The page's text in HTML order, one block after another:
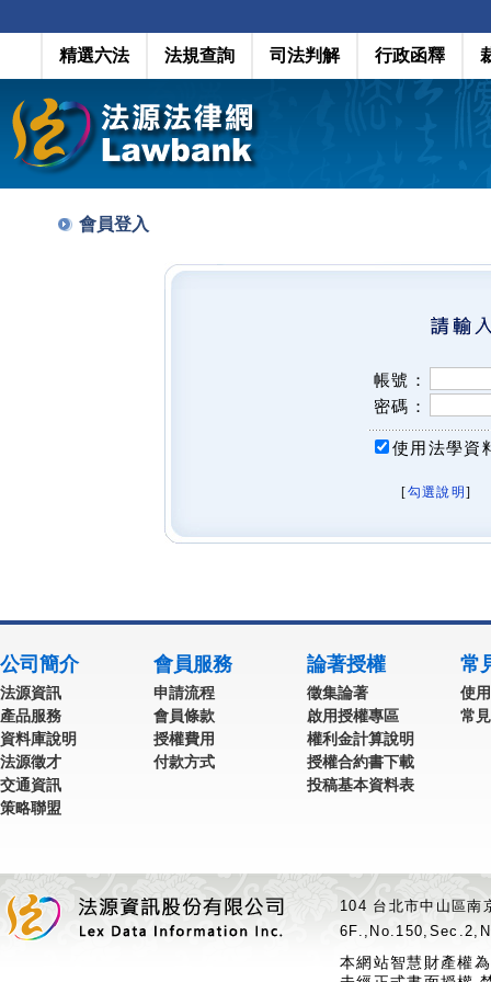
精選六法 法規查詢 司法判解 行政函釋
會員登入
帳號：
密碼：
使用法學資
[勾選說明 ]
公司簡介
法源資訊
產品服務
資料庫說明
法源徵才
交通資訊
策略聯盟
會員服務
申請流程
會員條款
授權費用
付款方式
論著授權
徵集論著
啟用授權專區
權利金計算說明
授權合約書下載
投稿基本資料表
常
使
常
104 台北市中山區
本網站智慧財產權